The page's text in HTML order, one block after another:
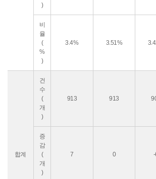
)
비
율
(
%
)
3.4% 3.51%
합계
건
수
(
개
)
913 913
증
감
(
개
)
7 0